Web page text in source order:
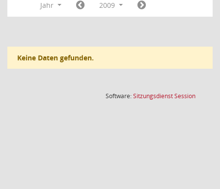
Jahr 2009
Keine Daten gefunden.
Software:SitzungsdienstSession(Wird in